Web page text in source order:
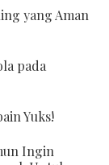
yang Aman
pada
Yuks!
Ingin